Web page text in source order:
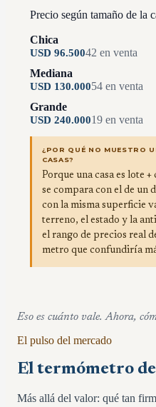
Precio según tamaño de la
Chica
USD 96.50042 en venta
Mediana
USD 130.00054 en venta
Grande
USD 240.00019 en venta
¿POR QUÉ NO MUESTRO
CASAS?
Porque una casa es lote
se compara con el de un
con la misma superficie
terreno, el estado y la
el rango de precios real
metro que confundiría
Eso es cuánto vale. Ahora,
El pulso del mercado
El termómetro
Más allá del valor: qué tan